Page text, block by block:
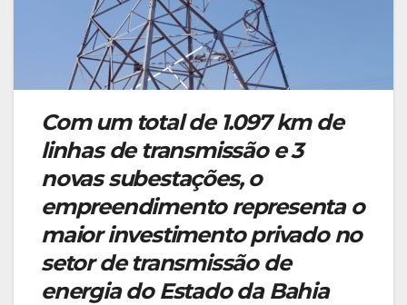
Com um total de 1.097 km de
linhas de transmissão e 3
novas subestações, o
empreendimento representa o
maior investimento privado no
setor de transmissão de
energia do Estado da Bahia